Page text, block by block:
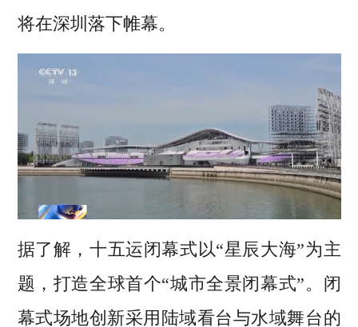
将在深圳落下帷幕。
据了解，十五运闭幕式以“星辰大海”为主
题，打造全球首个“城市全景闭幕式”。闭
幕式场地创新采用陆域看台与水域舞台的